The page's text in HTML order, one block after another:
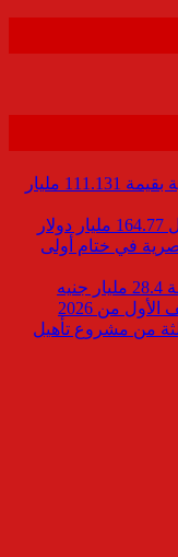
البنوك والشركات تضخ تمويلات عقارية بقيمة 111.131 مليار
في ختام أولى
مدينة مصر تسجل مبيعات جديدة بقيمة 28.4 مليار جنيه
من 2026
من مشروع تأهيل